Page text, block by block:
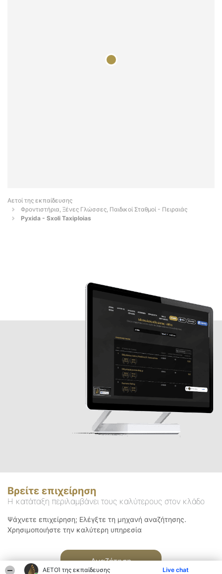
ΑΕΤΟΊ της εκπαίδευσης Live chat
Αετοί της εκπαίδευσης
Φροντιστήρια, Ξένες Γλώσσες, Παιδικοί Σταθμοί - Πειραιάς
Pyxida - Sxoli Taxiploias
Βρείτε επιχείρηση
Η κατάταξη περιλαμβάνει τους καλύτερους στον κλάδο
Ψάχνετε επιχείρηση; Ελέγξτε τη μηχανή αναζήτησης.
Χρησιμοποιήστε την καλύτερη υπηρεσία
Αναζήτηση